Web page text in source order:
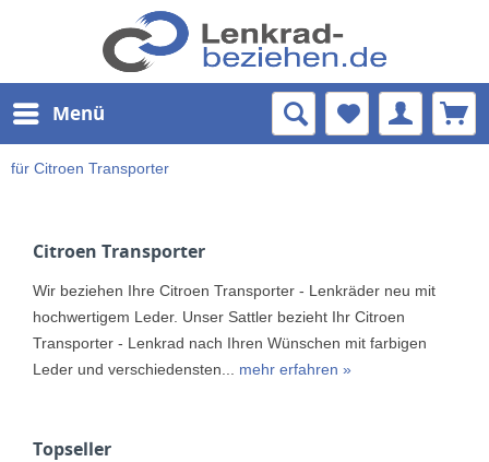
Menü
für Citroen Transporter
Citroen Transporter
Wir beziehen Ihre Citroen Transporter - Lenkräder neu mit
hochwertigem Leder. Unser Sattler bezieht Ihr Citroen
Transporter - Lenkrad nach Ihren Wünschen mit farbigen
Leder und verschiedensten... mehr erfahren »
Topseller